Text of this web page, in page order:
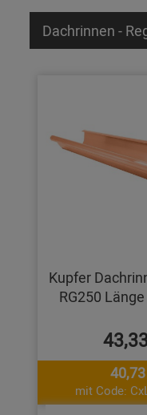
Dachrinnen -
Kupfer
RG250
mit Code: